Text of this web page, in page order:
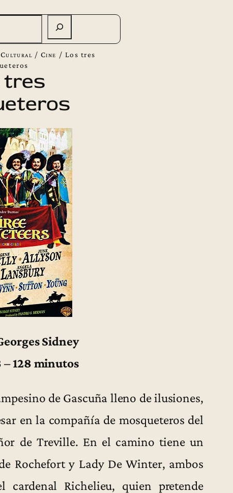
Cultural / Cine / Los tres
tres
Sidney
– 128 minutos
de Gascuña lleno de ilusiones,
en la compañía de mosqueteros del
de Treville. En el camino tiene un
Rochefort y Lady De Winter, ambos
Richelieu, quien pretende